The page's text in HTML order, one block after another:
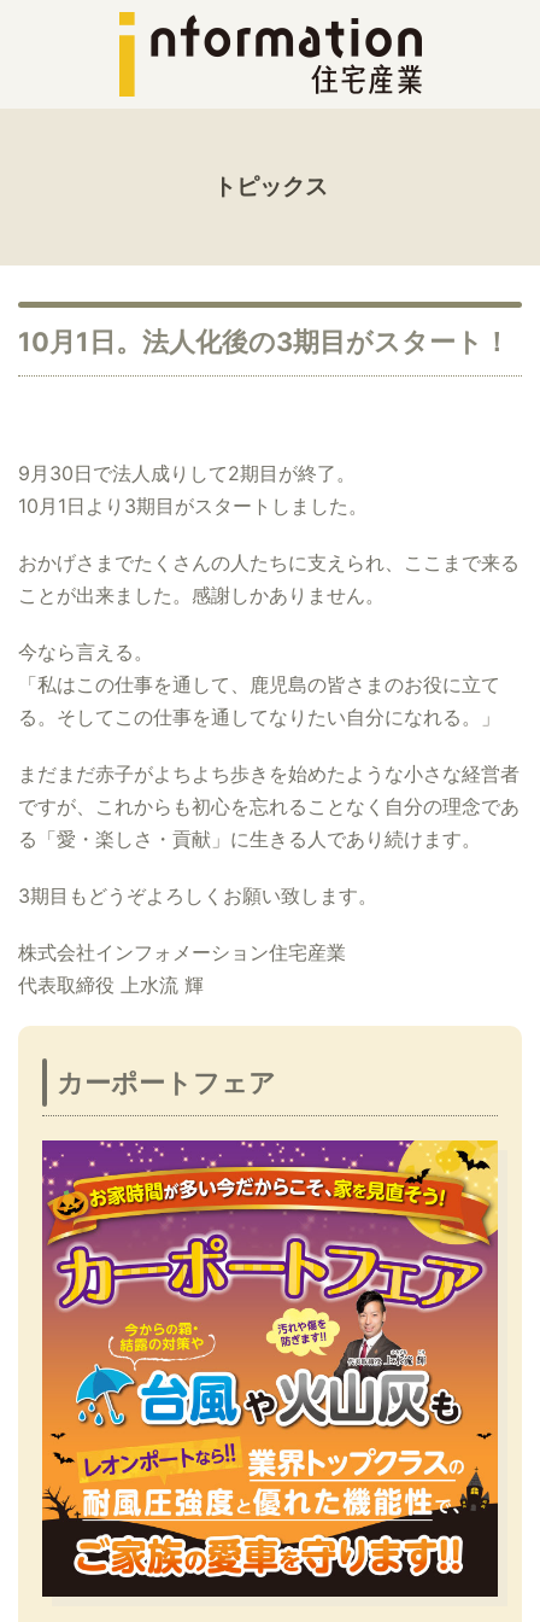
トピックス
10月1日。法人化後の3期目がスタート！
9月30日で法人成りして2期目が終了。
10月1日より3期目がスタートしました。
おかげさまでたくさんの人たちに支えられ、ここまで来る
ことが出来ました。感謝しかありません。
今なら言える。
「私はこの仕事を通して、鹿児島の皆さまのお役に立て
る。そしてこの仕事を通してなりたい自分になれる。」
まだまだ赤子がよちよち歩きを始めたような小さな経営者
ですが、これからも初心を忘れることなく自分の理念であ
る「愛・楽しさ・貢献」に生きる人であり続けます。
3期目もどうぞよろしくお願い致します。
株式会社インフォメーション住宅産業
代表取締役 上水流 輝
カーポートフェア